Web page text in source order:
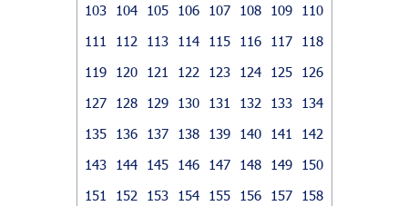
103
104 105 106 107 108 109
110
111
112 113 114 115 116 117
118
119
120 121 122 123 124 125
126
127
128 129 130 131 132 133
134
135
136 137 138 139 140 141
142
143
144 145 146 147 148 149
150
151
152 153 154 155 156 157
158